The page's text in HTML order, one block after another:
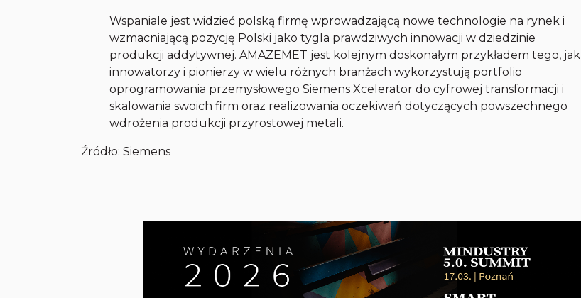
Wspaniale jest widzieć polską firmę wprowadzającą nowe technologie na rynek i
wzmacniającą pozycję Polski jako tygla prawdziwych innowacji w dziedzinie
produkcji addytywnej. AMAZEMET jest kolejnym doskonałym przykładem tego, jak
innowatorzy i pionierzy w wielu różnych branżach wykorzystują portfolio
oprogramowania przemysłowego Siemens Xcelerator do cyfrowej transformacji i
skalowania swoich firm oraz realizowania oczekiwań dotyczących powszechnego
wdrożenia produkcji przyrostowej metali.
Źródło: Siemens